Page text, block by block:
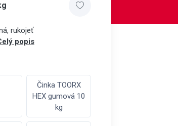
rukojeť
popis
Činka TOORX
HEX gumová 10
kg